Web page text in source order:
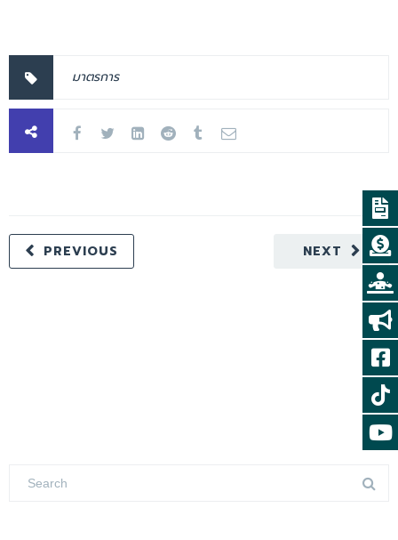
มาตรการ
NEXT
PREVIOUS